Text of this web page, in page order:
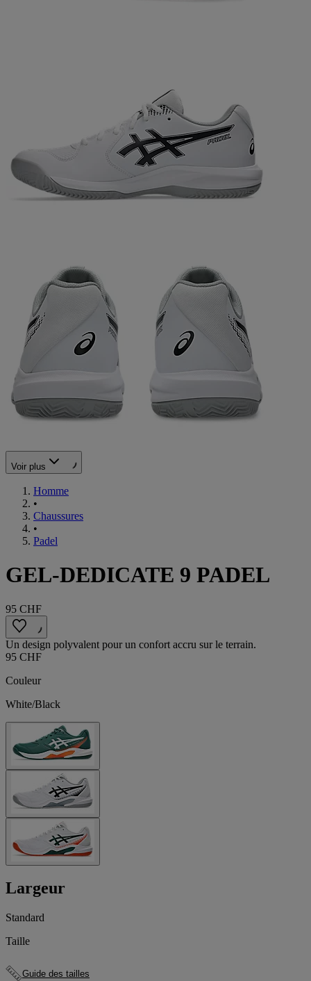
Voir plus
Homme
•
Chaussures
•
Padel
GEL-DEDICATE 9 PADEL
95 CHF
Un design polyvalent pour un confort accru sur le terrain.
95 CHF
Couleur
White/Black
Largeur
Standard
Taille
Guide des tailles